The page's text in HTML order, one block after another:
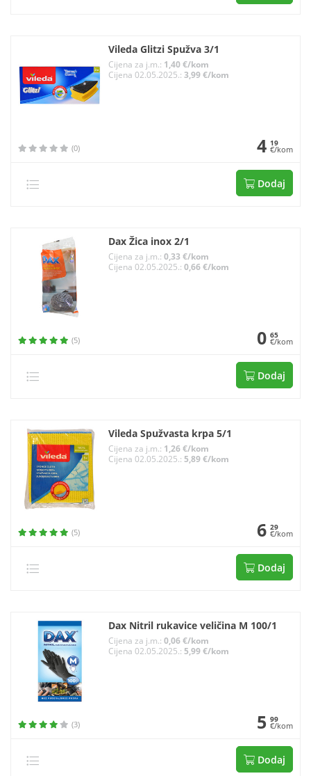
Vileda Glitzi Spužva 3/1
Cijena za j.m.: 1,40 €/kom
Cijena 02.05.2025.: 3,99 €/kom
(0) 4 19
€/kom
Dodaj
Dax Žica inox 2/1
Cijena za j.m.: 0,33 €/kom
Cijena 02.05.2025.: 0,66 €/kom
(5) 0 65
€/kom
Dodaj
Vileda Spužvasta krpa 5/1
Cijena za j.m.: 1,26 €/kom
Cijena 02.05.2025.: 5,89 €/kom
(5) 6 29
€/kom
Dodaj
Dax Nitril rukavice veličina M 100/1
Cijena za j.m.: 0,06 €/kom
Cijena 02.05.2025.: 5,99 €/kom
(3) 5 99
€/kom
Dodaj